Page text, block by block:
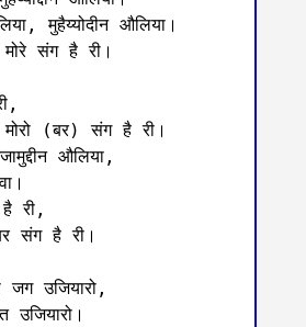
मुहैय्योदीन औलिया।
संग है री।
(बर) संग है री।
औलिया,
री,
संग है री।
जग उजियारो,
उजियारो।